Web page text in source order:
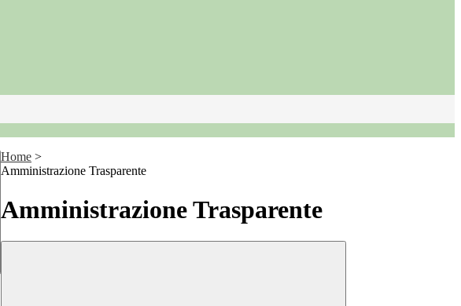
Home >
Amministrazione Trasparente
Amministrazione Trasparente